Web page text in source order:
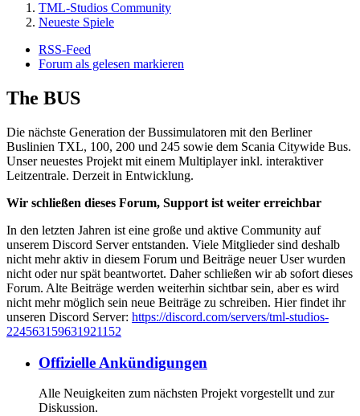
TML-Studios Community
Neueste Spiele
RSS-Feed
Forum als gelesen markieren
The BUS
Die nächste Generation der Bussimulatoren mit den Berliner
Buslinien TXL, 100, 200 und 245 sowie dem Scania Citywide Bus.
Unser neuestes Projekt mit einem Multiplayer inkl. interaktiver
Leitzentrale. Derzeit in Entwicklung.
Wir schließen dieses Forum, Support ist weiter erreichbar
In den letzten Jahren ist eine große und aktive Community auf
unserem Discord Server entstanden. Viele Mitglieder sind deshalb
nicht mehr aktiv in diesem Forum und Beiträge neuer User wurden
nicht oder nur spät beantwortet. Daher schließen wir ab sofort dieses
Forum. Alte Beiträge werden weiterhin sichtbar sein, aber es wird
nicht mehr möglich sein neue Beiträge zu schreiben. Hier findet ihr
unseren Discord Server: https://discord.com/servers/tml-studios-
224563159631921152
Offizielle Ankündigungen
Alle Neuigkeiten zum nächsten Projekt vorgestellt und zur
Diskussion.